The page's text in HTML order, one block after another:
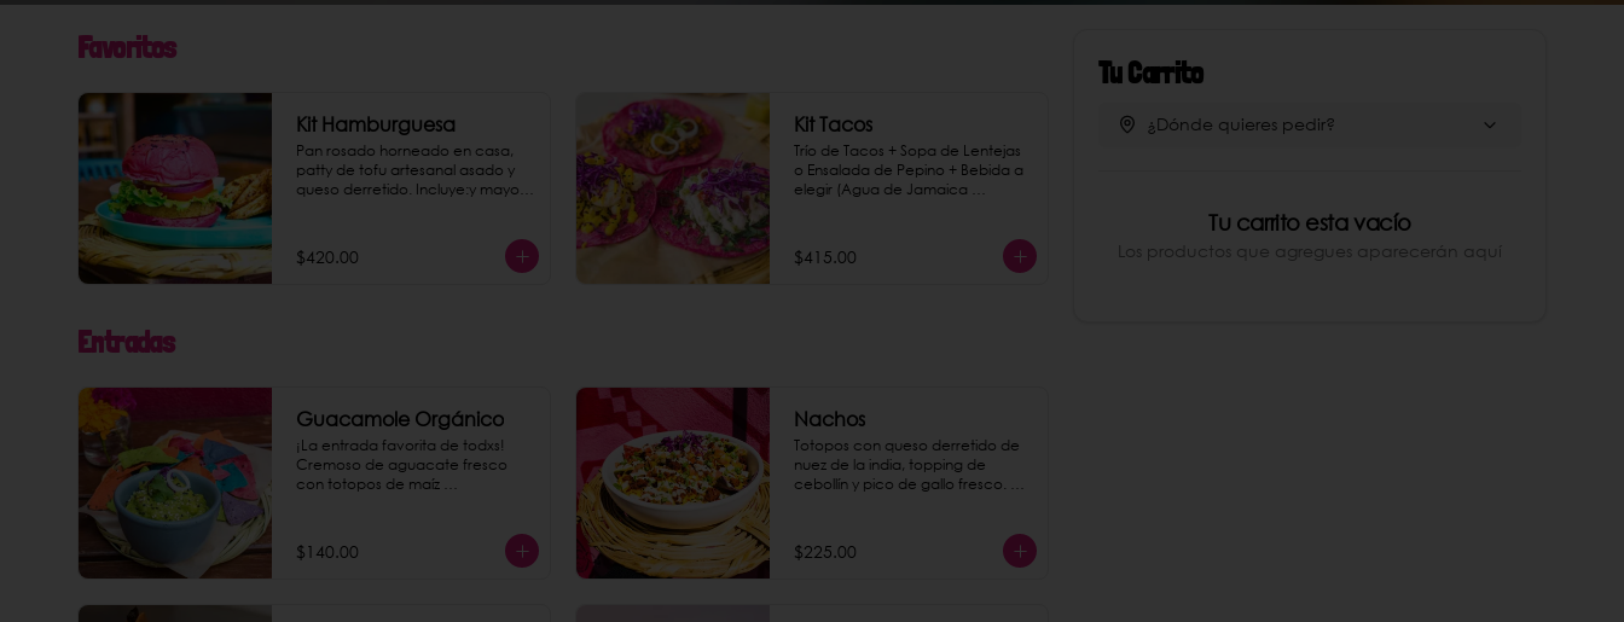
Favoritos
Kit Hamburguesa
Pan rosado horneado en casa,
patty de tofu artesanal asado y
queso derretido. Incluye:y mayo
$420.00
Kit Tacos
Trío de Tacos + Sopa de Lentejas
o Ensalada de Pepino + Bebida a
elegir (Agua de Jamaica
$415.00
Entradas
Guacamole Orgánico
¡La entrada favorita de todxs!
Cremoso de aguacate fresco
con totopos de maíz
$140.00
Nachos
Totopos con queso derretido de
nuez de la india, topping de
cebollín y pico de gallo fresco.
como extra.
$225.00
Tu Carrito
¿Dónde quieres pedir?
Tu carrito esta vacío
Los productos que agregues aparecerán aquí